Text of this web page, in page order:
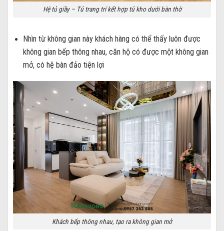
Hệ tủ giầy – Tủ trang trí kết hợp tủ kho dưới bàn thờ
Nhìn từ không gian này khách hàng có thể thấy luôn được
không gian bếp thông nhau, căn hộ có được một không gian
mở, có hệ bàn đảo tiện lợi
Khách bếp thông nhau, tạo ra không gian mở